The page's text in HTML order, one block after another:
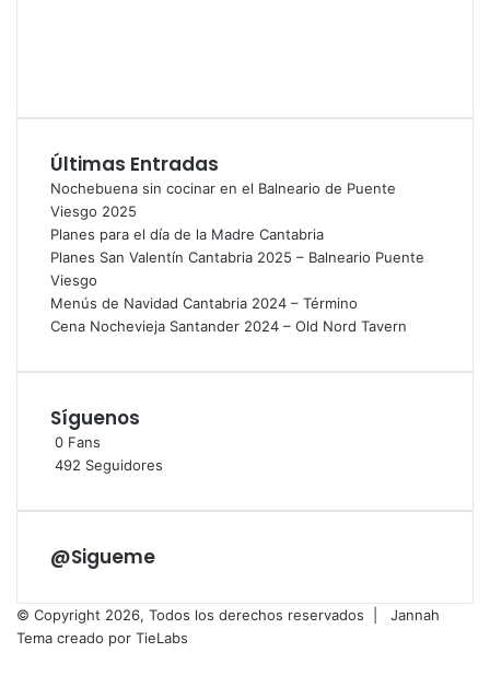
Últimas Entradas
Nochebuena sin cocinar en el Balneario de Puente
Viesgo 2025
Planes para el día de la Madre Cantabria
Planes San Valentín Cantabria 2025 – Balneario Puente
Viesgo
Menús de Navidad Cantabria 2024 – Término
Cena Nochevieja Santander 2024 – Old Nord Tavern
Síguenos
0 Fans
492 Seguidores
@Sigueme
© Copyright 2026, Todos los derechos reservados |
Jannah
Tema creado por TieLabs